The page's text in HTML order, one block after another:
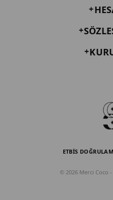
ETBİS
© 2026 Merci Coco -